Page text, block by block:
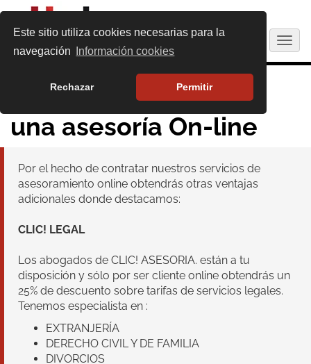
Este sitio utiliza cookies necesarias para la
navegación
Información cookies
Rechazar Permitir
Clic!, No somos sólo
una asesoría On-line
Por el hecho de contratar nuestros servicios de
asesoramiento online obtendrás otras ventajas
adicionales donde destacamos:
CLIC! LEGAL
Los abogados de CLIC! ASESORIA. están a tu
disposición y sólo por ser cliente online obtendrás un
25% de descuento sobre tarifas de servicios legales.
Tenemos especialista en :
EXTRANJERÍA
DERECHO CIVIL Y DE FAMILIA
DIVORCIOS